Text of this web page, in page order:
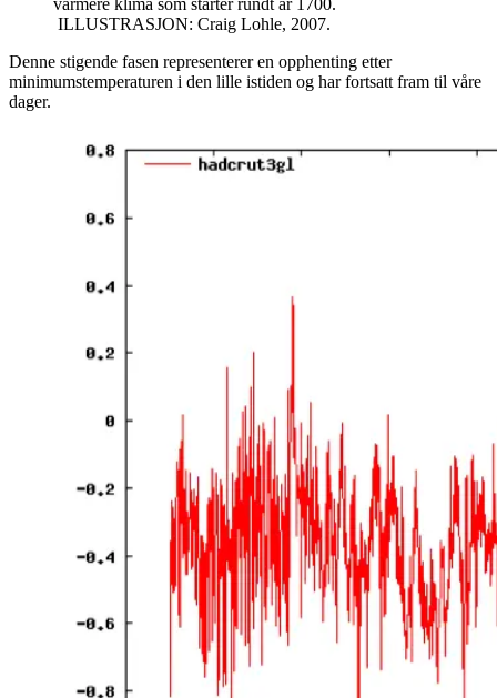
ILLUSTRASJON: Craig Lohle, 2007.
Denne stigende fasen representerer en opphenting etter
minimumstemperaturen i den lille istiden og har fortsatt fram til våre
dager.